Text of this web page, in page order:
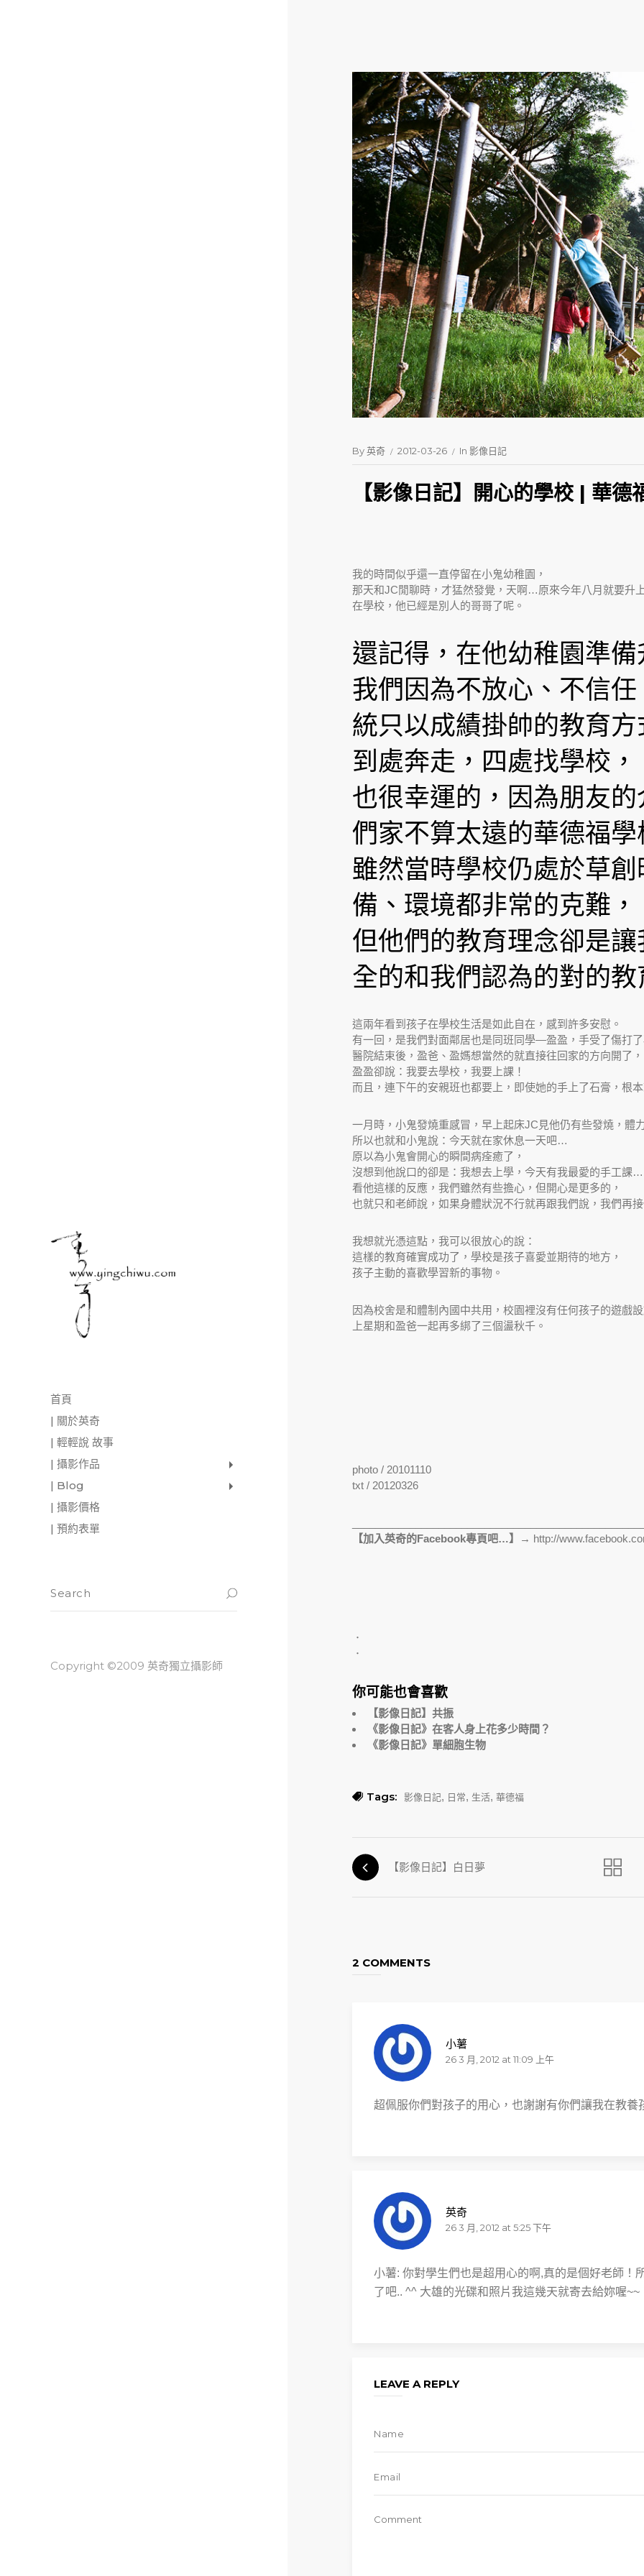
首頁
| 關於英奇
| 輕輕說 故事
| 攝影作品
| Blog
| 攝影價格
| 預約表單
Copyright ©2009 英奇獨立攝影師
By英奇 2012-03-26 In 影像日記
【影像日記】開心的學校 | 華德
我的時間似乎還一直停留在小鬼幼稚園，
那天和JC閒聊時，才猛然發覺，天啊…原來今年八月就要升
在學校，他已經是別人的哥哥了呢。
還記得，在他幼稚園準備
我們因為不放心、不信
統只以成績掛帥的教育方
到處奔走，四處找學校，
也很幸運的，因為朋友
們家不算太遠的華德福學
雖然當時學校仍處於草
備、環境都非常的克難，
但他們的教育理念卻是
全的和我們認為的對的教
這兩年看到孩子在學校生活是如此自在，感到許多安慰。
有一回，是我們對面鄰居也是同班同學—盈盈，手受了傷打了
醫院結束後，盈爸、盈媽想當然的就直接往回家的方向開了，
盈盈卻說：我要去學校，我要上課！
而且，連下午的安親班也都要上，即使她的手上了石膏，根
一月時，小鬼發燒重感冒，早上起床JC見他仍有些發燒，體
所以也就和小鬼說：今天就在家休息一天吧…
原以為小鬼會開心的瞬間病痊癒了，
沒想到他說口的卻是：我想去上學，今天有我最愛的手工課…
看他這樣的反應，我們雖然有些擔心，但開心是更多的，
也就只和老師說，如果身體狀況不行就再跟我們說，我們再接
我想就光憑這點，我可以很放心的說：
這樣的教育確實成功了，學校是孩子喜愛並期待的地方，
孩子主動的喜歡學習新的事物。
因為校舍是和體制內國中共用，校園裡沒有任何孩子的遊戲設
上星期和盈爸一起再多綁了三個盪秋千。
photo / 20101110
txt / 20120326
【加入英奇的Facebook專頁吧…】→ http://
．
．
你可能也會喜歡
【影像日記】共振
《影像日記》在客人身上花多少時間？
《影像日記》單細胞生物
Tags: 影像日記, 日常, 生活, 華德福
【影像日記】白日夢
2 COMMENTS
小薯
26 3 月, 2012 at 11:09 上午
超佩服你們對孩子的用心，也謝謝有你們讓我在教
英奇
26 3 月, 2012 at 5:25 下午
小薯: 你對學生們也是超用心的啊,真的是個好老師！
了吧.. ^^ 大雄的光碟和照片我這幾天就寄去給妳喔~~
LEAVE A REPLY